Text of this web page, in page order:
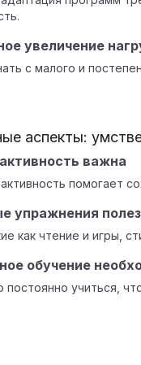
увеличение
с малого и
аспекты:
важна
помогает
упражнения
как чтение и игры,
обучение
учиться,